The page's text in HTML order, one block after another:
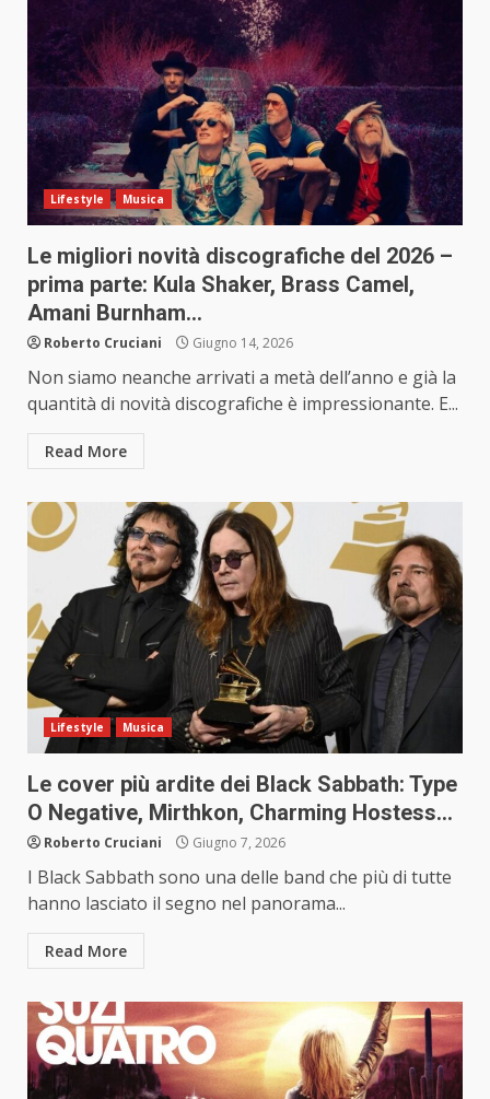
Lifestyle Musica
Le migliori novità discografiche del 2026 –
prima parte: Kula Shaker, Brass Camel,
Amani Burnham…
Roberto Cruciani Giugno 14, 2026
Non siamo neanche arrivati a metà dell’anno e già la
quantità di novità discografiche è impressionante. E...
Read More
Lifestyle Musica
Le cover più ardite dei Black Sabbath: Type
O Negative, Mirthkon, Charming Hostess…
Roberto Cruciani Giugno 7, 2026
I Black Sabbath sono una delle band che più di tutte
hanno lasciato il segno nel panorama...
Read More